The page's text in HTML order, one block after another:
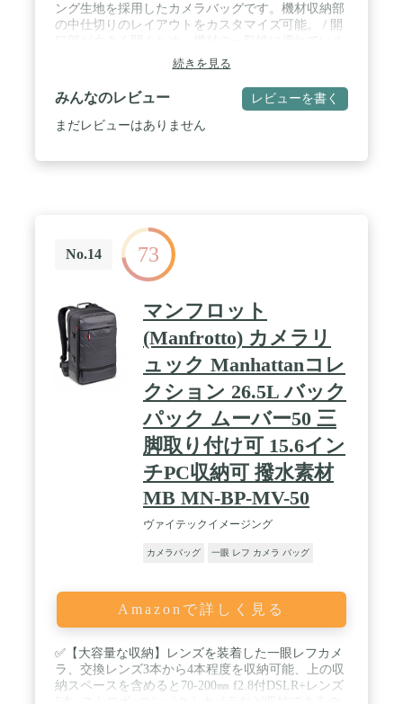
ング生地を採用したカメラバッグです。機材収納部
の中仕切りのレイアウトをカスタマイズ可能。 / 開
す。標準レンズを装着した一眼レフカメラ1台、交
換レンズ1本、タブレットPCなどが収納可能。 / フ
ラップを開けずにカメラ収納部へ素早くアクセスす
ることが可能。シャッターチャンスを逃しません。
/ キャリーバーホルダーと体にフィットする傾斜式
続きを見る
みんなのレビュー レビューを書く
まだレビューはありません
No.14 73
マンフロット
(Manfrotto) カメラリ
ュック Manhattanコレ
クション 26.5L バック
パック ムーバー50 三
脚取り付け可 15.6イン
チPC収納可 撥水素材
MB MN-BP-MV-50
ヴァイテックイメージング
カメラバッグ 一眼 レフ カメラ バッグ
Amazonで詳しく見る
✅【大容量な収納】レンズを装着した一眼レフカメ
ラ、交換レンズ3本から4本程度を収納可能、上の収
納スペースを含めると70-200㎜ f2.8付DSLR+レンズ